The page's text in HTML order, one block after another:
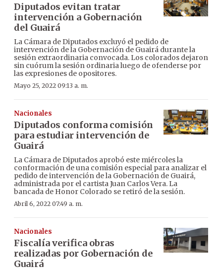
Diputados evitan tratar
intervención a Gobernación
del Guairá
La Cámara de Diputados excluyó el pedido de
intervención de la Gobernación de Guairá durante la
sesión extraordinaria convocada. Los colorados dejaron
sin cuórum la sesión ordinaria luego de ofenderse por
las expresiones de opositores.
Mayo 25, 2022 09:13 a. m.
Nacionales
Diputados conforma comisión
para estudiar intervención de
Guairá
La Cámara de Diputados aprobó este miércoles la
conformación de una comisión especial para analizar el
pedido de intervención de la Gobernación de Guairá,
administrada por el cartista Juan Carlos Vera. La
bancada de Honor Colorado se retiró de la sesión.
Abril 6, 2022 07:49 a. m.
Nacionales
Fiscalía verifica obras
realizadas por Gobernación de
Guairá